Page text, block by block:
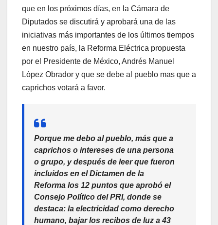
que en los próximos días, en la Cámara de
Diputados se discutirá y aprobará una de las
iniciativas más importantes de los últimos tiempos
en nuestro país, la Reforma Eléctrica propuesta
por el Presidente de México, Andrés Manuel
López Obrador y que se debe al pueblo mas que a
caprichos votará a favor.
Porque me debo al pueblo, más que a
caprichos o intereses de una persona
o grupo, y después de leer que fueron
incluidos en el Dictamen de la
Reforma los 12 puntos que aprobó el
Consejo Político del PRI, donde se
destaca: la electricidad como derecho
humano, bajar los recibos de luz a 43